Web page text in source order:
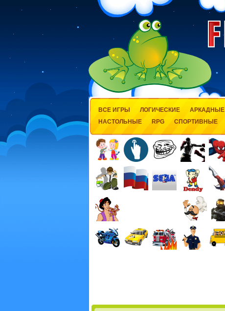
ВСЕ ИГРЫ ЛОГИЧЕСКИЕ АРКАДНЫЕ
НАСТОЛЬНЫЕ
RPG СПОРТИВНЫЕ